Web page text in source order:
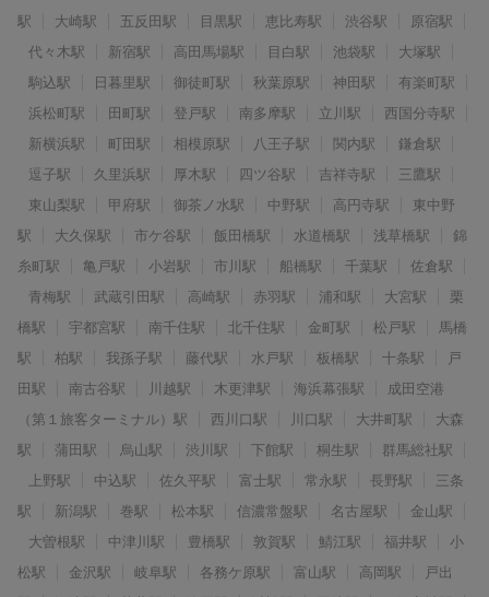
駅
大崎駅 五反田駅 目黒駅 恵比寿駅 渋谷駅
原宿駅
代々木駅
新宿駅 高田馬場駅 目白駅 池袋駅
大塚駅
駒込駅
日暮里駅 御徒町駅 秋葉原駅 神田駅
有楽町駅
浜松町駅
田町駅 登戸駅 南多摩駅 立川駅
西国分寺駅
新横浜駅
町田駅 相模原駅 八王子駅 関内駅
鎌倉駅
逗子駅
久里浜駅 厚木駅 四ツ谷駅 吉祥寺駅
三鷹駅
東山梨駅
甲府駅 御茶ノ水駅 中野駅 高円寺駅
東中野
駅
大久保駅 市ケ谷駅 飯田橋駅 水道橋駅 浅草橋駅
錦
糸町駅
亀戸駅 小岩駅 市川駅 船橋駅 千葉駅
佐倉駅
青梅駅
武蔵引田駅 高崎駅 赤羽駅 浦和駅 大宮駅
栗
橋駅
宇都宮駅 南千住駅 北千住駅 金町駅 松戸駅
馬橋
駅
柏駅 我孫子駅 藤代駅 水戸駅 板橋駅 十条駅
戸
田駅
南古谷駅 川越駅 木更津駅 海浜幕張駅
成田空港
（第１旅客ターミナル）駅
西川口駅 川口駅 大井町駅
大森
駅
蒲田駅 烏山駅 渋川駅 下館駅 桐生駅
群馬総社駅
上野駅
中込駅 佐久平駅 富士駅 常永駅 長野駅
三条
駅
新潟駅 巻駅 松本駅 信濃常盤駅 名古屋駅
金山駅
大曽根駅
中津川駅 豊橋駅 敦賀駅 鯖江駅 福井駅
小
松駅
金沢駅 岐阜駅 各務ケ原駅 富山駅 高岡駅
戸出